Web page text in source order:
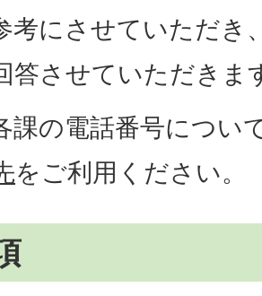
考にさせていただき
答させていただきま
課の電話番号につい
をご利用ください。